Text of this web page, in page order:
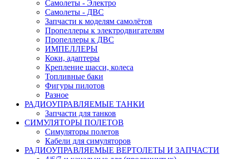
Самолеты - Электро
Самолеты - ДВС
Запчасти к моделям самолётов
Пропеллеры к электродвигателям
Пропеллеры к ДВС
ИМПЕЛЛЕРЫ
Коки, адаптеры
Крепление шасси, колеса
Топливные баки
Фигуры пилотов
Разное
РАДИОУПРАВЛЯЕМЫЕ ТАНКИ
Запчасти для танков
СИМУЛЯТОРЫ ПОЛЕТОВ
Симуляторы полетов
Кабели для симуляторов
РАДИОУПРАВЛЯЕМЫЕ ВЕРТОЛЕТЫ И ЗАПЧАСТИ